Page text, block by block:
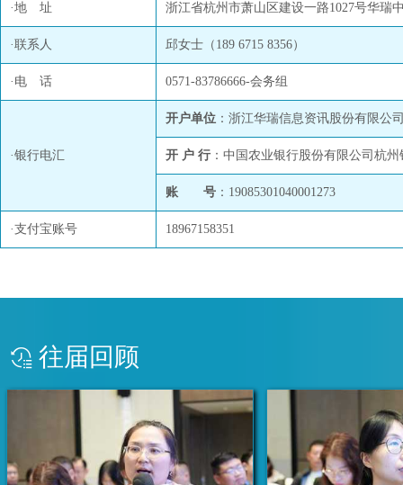
·地 址 浙江省杭州市萧山区建设一路1027号华瑞
·联系人 邱女士（189 6715 8356）
·电 话 0571-83786666-会务组
·银行电汇
开户单位 ：浙江华瑞信息资讯股份有限公
开 户 行 ：中国农业银行股份有限公司杭
账 号 ：19085301040001273
·支付宝账号 18967158351
往届回顾